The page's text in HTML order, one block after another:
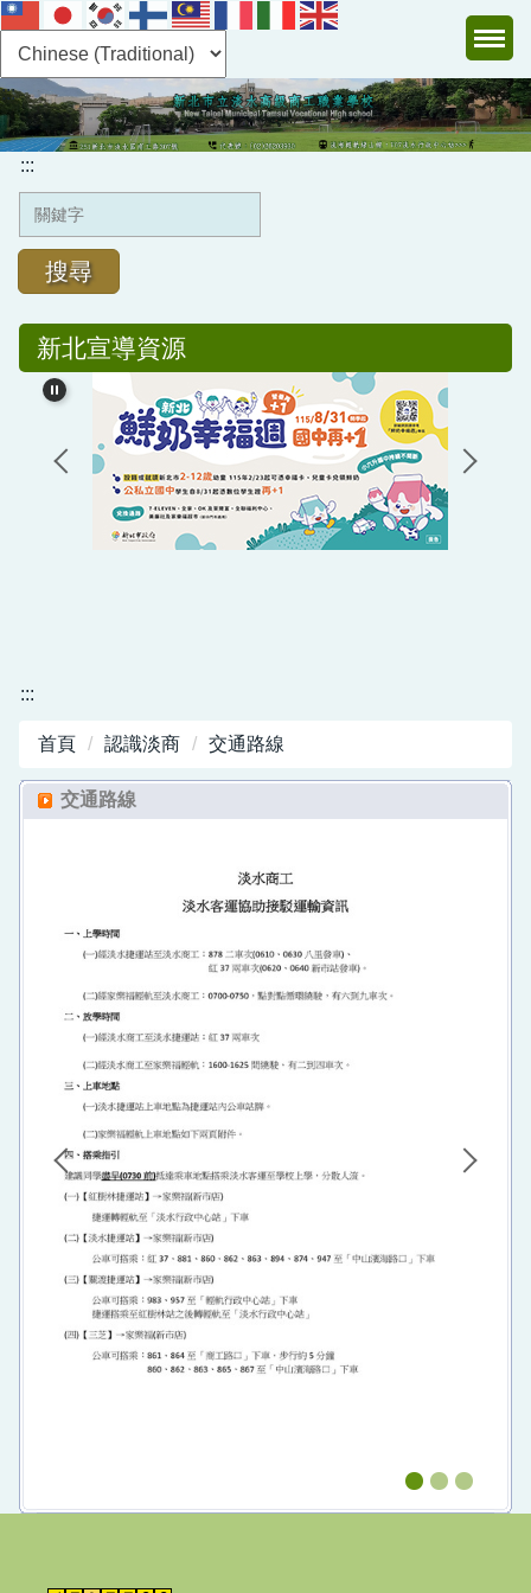
跳
到
主
要
內
容
區
:::
:::
搜尋
認識淡商
行政單位
教學單位
圖書館及電子書
北二區自主學習課程專區
課程計畫書
性別平等專區
防制霸凌專區
性平暨反霸凌申訴信箱
招生專區
全校行事曆
電子報及粉絲專頁
新北宣導資源
:::
首頁 認識淡商 交通路線
交通路線